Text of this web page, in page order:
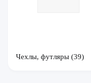
Чехлы, футляры (39)